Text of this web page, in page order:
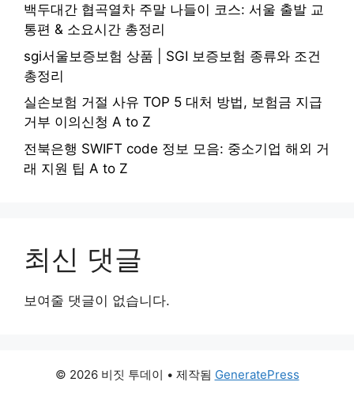
백두대간 협곡열차 주말 나들이 코스: 서울 출발 교
통편 & 소요시간 총정리
sgi서울보증보험 상품 | SGI 보증보험 종류와 조건
총정리
실손보험 거절 사유 TOP 5 대처 방법, 보험금 지급
거부 이의신청 A to Z
전북은행 SWIFT code 정보 모음: 중소기업 해외 거
래 지원 팁 A to Z
최신 댓글
보여줄 댓글이 없습니다.
© 2026 비짓 투데이 • 제작됨 GeneratePress